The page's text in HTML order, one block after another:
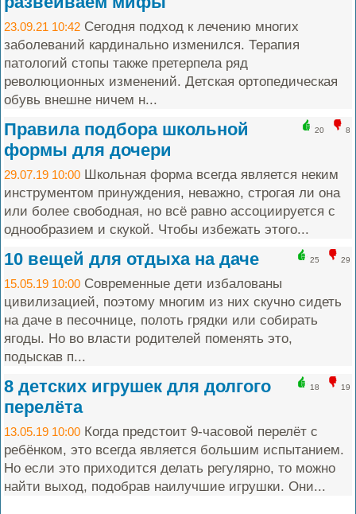
23.09.21 10:42 Сегодня подход к лечению многих
заболеваний кардинально изменился. Терапия
патологий стопы также претерпела ряд
революционных изменений. Детская ортопедическая
обувь внешне ничем н...
20 8
Правила подбора школьной
формы для дочери
29.07.19 10:00 Школьная форма всегда является неким
инструментом принуждения, неважно, строгая ли она
или более свободная, но всё равно ассоциируется с
однообразием и скукой. Чтобы избежать этого...
25 29
10 вещей для отдыха на даче
15.05.19 10:00 Современные дети избалованы
цивилизацией, поэтому многим из них скучно сидеть
на даче в песочнице, полоть грядки или собирать
ягоды. Но во власти родителей поменять это,
подыскав п...
18 19
8 детских игрушек для долгого
перелёта
13.05.19 10:00 Когда предстоит 9-часовой перелёт с
ребёнком, это всегда является большим испытанием.
Но если это приходится делать регулярно, то можно
найти выход, подобрав наилучшие игрушки. Они...